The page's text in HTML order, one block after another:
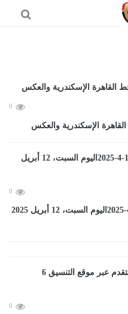
0
الإسكندرية والعكس
0
حظك اليوم.. توقعات الابراج الأحد 13-4-2025اليوم السبت، 12 أبريل 2025
0